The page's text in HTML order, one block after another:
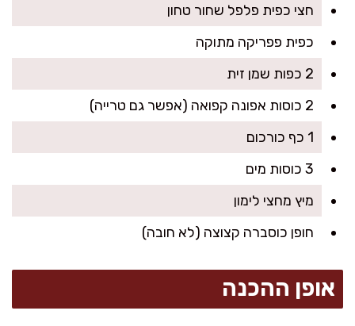
חצי כפית פלפל שחור טחון
כפית פפריקה מתוקה
2 כפות שמן זית
2 כוסות אפונה קפואה (אפשר גם טרייה)
1 כף כורכום
3 כוסות מים
מיץ מחצי לימון
חופן כוסברה קצוצה (לא חובה)
אופן ההכנה